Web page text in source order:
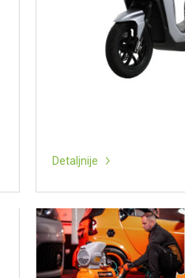
Detaljnije